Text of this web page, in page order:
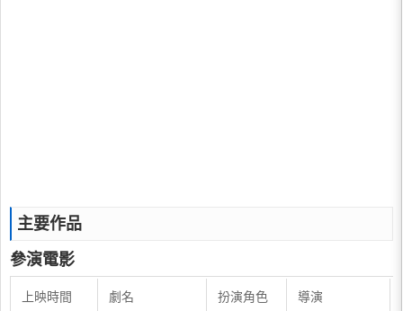
主要作品
參演電影
上映時間 劇名 扮演角色 導演